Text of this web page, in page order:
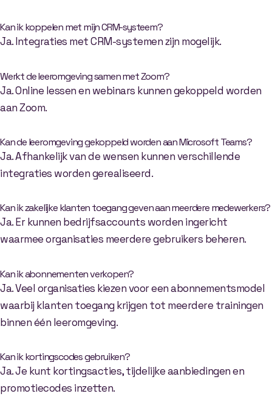
Kan ik koppelen met mijn CRM-systeem?
Ja. Integraties met CRM-systemen zijn mogelijk.
Werkt de leeromgeving samen met Zoom?
Ja. Online lessen en webinars kunnen gekoppeld worden
aan Zoom.
Kan de leeromgeving gekoppeld worden aan Microsoft Teams?
Ja. Afhankelijk van de wensen kunnen verschillende
integraties worden gerealiseerd.
Kan ik zakelijke klanten toegang geven aan meerdere medewerkers?
Ja. Er kunnen bedrijfsaccounts worden ingericht
waarmee organisaties meerdere gebruikers beheren.
Kan ik abonnementen verkopen?
Ja. Veel organisaties kiezen voor een abonnementsmodel
waarbij klanten toegang krijgen tot meerdere trainingen
binnen één leeromgeving.
Kan ik kortingscodes gebruiken?
Ja. Je kunt kortingsacties, tijdelijke aanbiedingen en
promotiecodes inzetten.